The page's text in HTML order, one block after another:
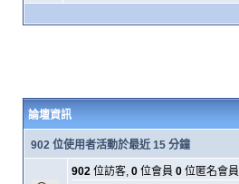
論壇資訊
902 位使用者活動於最近 15 分鐘
902位訪客, 0位會員 0位匿名會員